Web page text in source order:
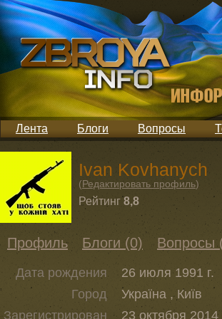
Лента Блоги Вопросы
Ivan Kovhanych
(Редактировать профиль)
Рейтинг 8,8
Профиль Блоги (0) Вопросы
Дата рождения
26 июля 1991 г.
Город
Україна , Київ
Зарегистрирован
23 октября 2014